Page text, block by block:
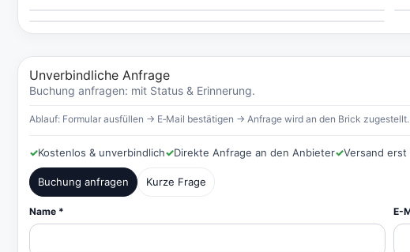
Unverbindliche Anfrage
Buchung anfragen: mit Status & Erinnerung.
Ablauf: Formular ausfüllen → E‑Mail bestätigen → Anfrage wird an den Brick zugestellt.
✓Kostenlos & unverbindlich✓Direkte Anfrage an den Anbieter✓Versand erst
Buchung anfragen Kurze Frage
Name * E-